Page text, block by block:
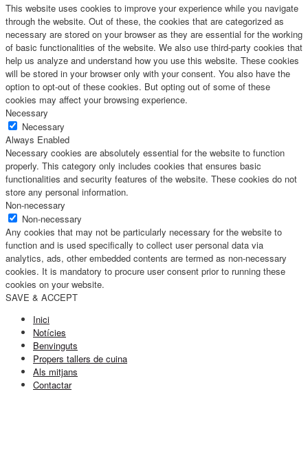
This website uses cookies to improve your experience while you navigate
through the website. Out of these, the cookies that are categorized as
necessary are stored on your browser as they are essential for the working
of basic functionalities of the website. We also use third-party cookies that
help us analyze and understand how you use this website. These cookies
will be stored in your browser only with your consent. You also have the
option to opt-out of these cookies. But opting out of some of these
cookies may affect your browsing experience.
Necessary
Necessary
Always Enabled
Necessary cookies are absolutely essential for the website to function
properly. This category only includes cookies that ensures basic
functionalities and security features of the website. These cookies do not
store any personal information.
Non-necessary
Non-necessary
Any cookies that may not be particularly necessary for the website to
function and is used specifically to collect user personal data via
analytics, ads, other embedded contents are termed as non-necessary
cookies. It is mandatory to procure user consent prior to running these
cookies on your website.
SAVE & ACCEPT
Inici
Notícies
Benvinguts
Propers tallers de cuina
Als mitjans
Contactar